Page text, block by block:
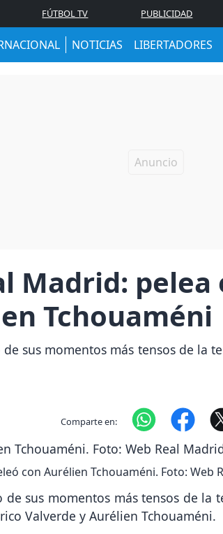
FÚTBOL TV PUBLICIDAD
NOTICIAS LIBERTADORES
Madrid:
Tchouaméni
sus momentos más tensos de
Comparte en:
con Aurélien Tchouaméni. Foto: Web
sus momentos más tensos de la
Valverde y Aurélien Tchouaméni.